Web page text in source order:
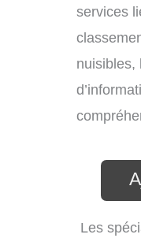
services
nuisibles,
Les